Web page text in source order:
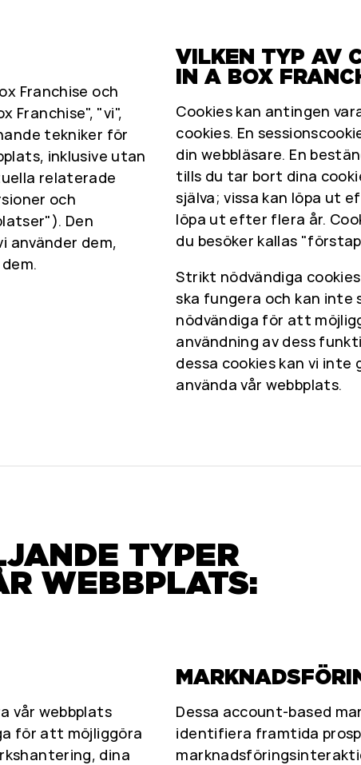
Franchise och
Franchise", "vi",
tekniker för
inklusive utan
relaterade
och
Den
använder dem,
VILKEN TYP AV
IN A BOX
Cookies kan antingen
cookies. En
din webbläsare. En
tills du tar bort dina
själva; vissa kan löpa ut
löpa ut efter flera år.
du besöker kallas
Strikt nödvändiga
ska fungera och kan inte
nödvändiga för att
användning av dess
dessa cookies kan vi
använda vår webbplats.
TYPER
WEBBPLATS:
vår webbplats
för att möjliggöra
dina
Dessa account-based
identifiera framtida